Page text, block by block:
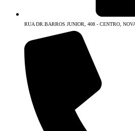
RUA DR.BARROS JUNIOR, 408 - CENTRO,